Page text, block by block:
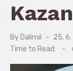
By Dalimil
on
25.
Time to Read:
-